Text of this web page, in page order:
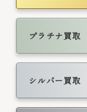
プラチナ買取
シルバー買取